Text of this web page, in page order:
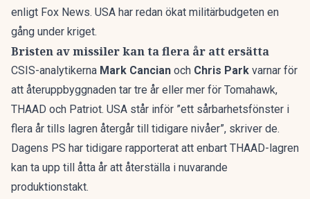
enligt Fox News. USA har redan ökat militärbudgeten en
gång under kriget.
Bristen av missiler kan ta flera år att ersätta
CSIS-analytikerna Mark Cancian och Chris Park varnar för
att återuppbyggnaden tar tre år eller mer för Tomahawk,
THAAD och Patriot. USA står inför ”ett sårbarhetsfönster i
flera år tills lagren återgår till tidigare nivåer”, skriver de.
Dagens PS har tidigare rapporterat att enbart THAAD-lagren
kan ta upp till åtta år att återställa i nuvarande
produktionstakt.